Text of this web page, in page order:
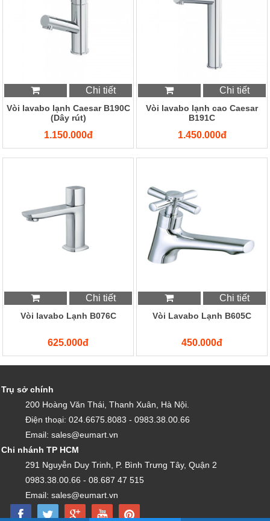
Chi tiết
Vòi lavabo lạnh Caesar B190C
(Dây rút)
1.150.000đ
Chi tiết
Vòi lavabo lạnh cao Caesar
B191C
1.450.000đ
Chi tiết
Vòi lavabo Lạnh B076C
625.000đ
Chi tiết
Vòi Lavabo Lạnh B605C
450.000đ
Trụ sở chính
200 Hoàng Văn Thái, Thanh Xuân, Hà Nội.
Điện thoại: 024.6675.8083 - 0983.38.00.66
Email: sales@eumart.vn
Chi nhánh TP HCM
291 Nguyễn Duy Trinh, P. Bình Trưng Tây, Quận 2
0983.38.00.66 - 08.687 47 515
Email: sales@eumart.vn